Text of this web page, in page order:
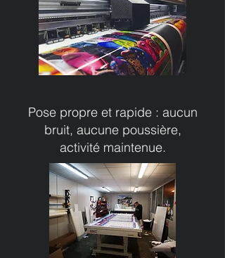
Pose propre et rapide : aucun
bruit, aucune poussière,
activité maintenue.